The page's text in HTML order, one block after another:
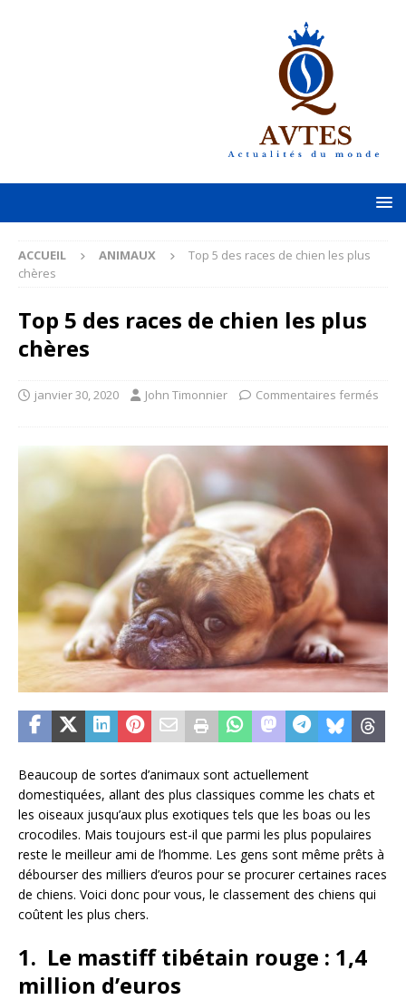
ACCUEIL ANIMAUX
Top 5 des races de chien les plus
chères
Top 5 des races de chien les plus
chères
janvier 30, 2020 John Timonnier Commentaires fermés
Beaucoup de sortes d’animaux sont actuellement
domestiquées, allant des plus classiques comme les chats et
les oiseaux jusqu’aux plus exotiques tels que les boas ou les
crocodiles. Mais toujours est-il que parmi les plus populaires
reste le meilleur ami de l’homme. Les gens sont même prêts à
débourser des milliers d’euros pour se procurer certaines races
de chiens. Voici donc pour vous, le classement des chiens qui
coûtent les plus chers.
1. Le mastiff tibétain rouge : 1,4
million d’euros